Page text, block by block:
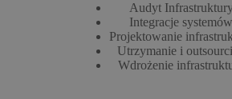
Audyt
Integracje
Projektowanie
Utrzymanie i
Wdrożenie